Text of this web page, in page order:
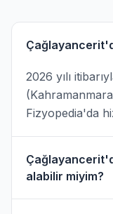
2026 yılı
Fizyopedia'da
alabilir miyim?